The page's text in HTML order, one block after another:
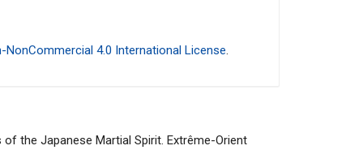
4.0 International License.
of the Japanese Martial Spirit. Extrême-Orient